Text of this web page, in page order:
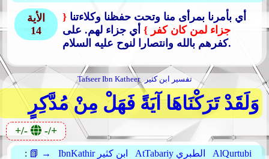
الأية
14
أي بأمرنا بمرأى منا وتحت حفظنا وكلاءتنا {
جزاء لمن كان كفر } أي جزاء لهم. على
كفرهم بالله وانتصارا لنوح عليه السلام.
Tafseer Ibn Katheer تفسير ابن كثير
وَلَقَدْ تَرَكْنَاهَا آيَةً فَهَلْ مِنْ مُدَّكِرٍ
+/- -/+
: 📗 → IbnKathir ابن كثير AtTabariy الطبري
AlQurtubi